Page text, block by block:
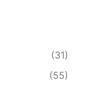
(31)
(55)